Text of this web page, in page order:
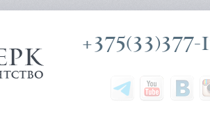
+375(33)377-